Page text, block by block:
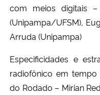
Planalto
com meios digitais
(Unipampa/UFSM),
Arruda (Unipampa)
Especificidades e
radiofônico em tempo
do Rodado – Mirian